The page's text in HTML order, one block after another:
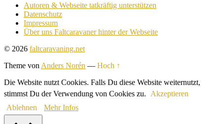
Autoren & Webseite tatkräftig unterstützen
Datenschutz
Impressum
Über uns Faltcaravaner hinter der Webseite
© 2026 faltcaravaning.net
Theme von Anders Norén — Hoch ↑
Die Website nutzt Cookies. Falls Du diese Website weiternutzt,
stimmst Du der Verwendung von Cookies zu.
Akzeptieren
Ablehnen
Mehr Infos